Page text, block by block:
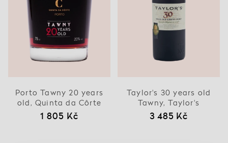
Porto Tawny 20 years
old, Quinta da Côrte
1 805 Kč
Taylor's 30 years old
Tawny, Taylor's
3 485 Kč